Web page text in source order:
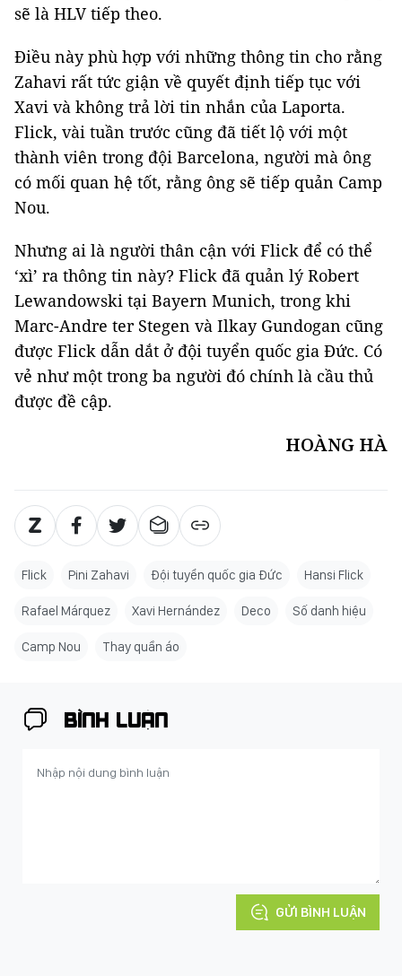
sẽ là HLV tiếp theo.
Điều này phù hợp với những thông tin cho rằng
Zahavi rất tức giận về quyết định tiếp tục với
Xavi và không trả lời tin nhắn của Laporta.
Flick, vài tuần trước cũng đã tiết lộ với một
thành viên trong đội Barcelona, ​​​​người mà ông
có mối quan hệ tốt, rằng ông sẽ tiếp quản Camp
Nou.
Nhưng ai là người thân cận với Flick để có thể
‘xì’ ra thông tin này? Flick đã quản lý Robert
Lewandowski tại Bayern Munich, trong khi
Marc-Andre ter Stegen và Ilkay Gundogan cũng
được Flick dẫn dắt ở đội tuyển quốc gia Đức. Có
vẻ như một trong ba người đó chính là cầu thủ
được đề cập.
HOÀNG HÀ
Flick Pini Zahavi Đội tuyển quốc gia Đức Hansi Flick
Rafael Márquez Xavi Hernández Deco Số danh hiệu
Camp Nou Thay quần áo
BÌNH LUẬN
GỬI BÌNH LUẬN